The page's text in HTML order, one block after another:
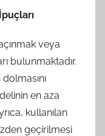
veya
bulunmaktadır.
en aza
kullanılan
geçirilmesi